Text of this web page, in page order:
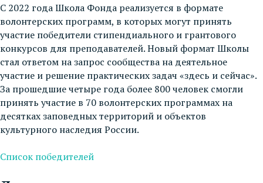
С 2022 года Школа Фонда реализуется в формате
волонтерских программ, в которых могут принять
участие победители стипендиального и грантового
конкурсов для преподавателей. Новый формат Школы
стал ответом на запрос сообщества на деятельное
участие и решение практических задач «здесь и сейчас».
За прошедшие четыре года более 800 человек смогли
принять участие в 70 волонтерских программах на
десятках заповедных территорий и объектов
культурного наследия России.
Список победителей